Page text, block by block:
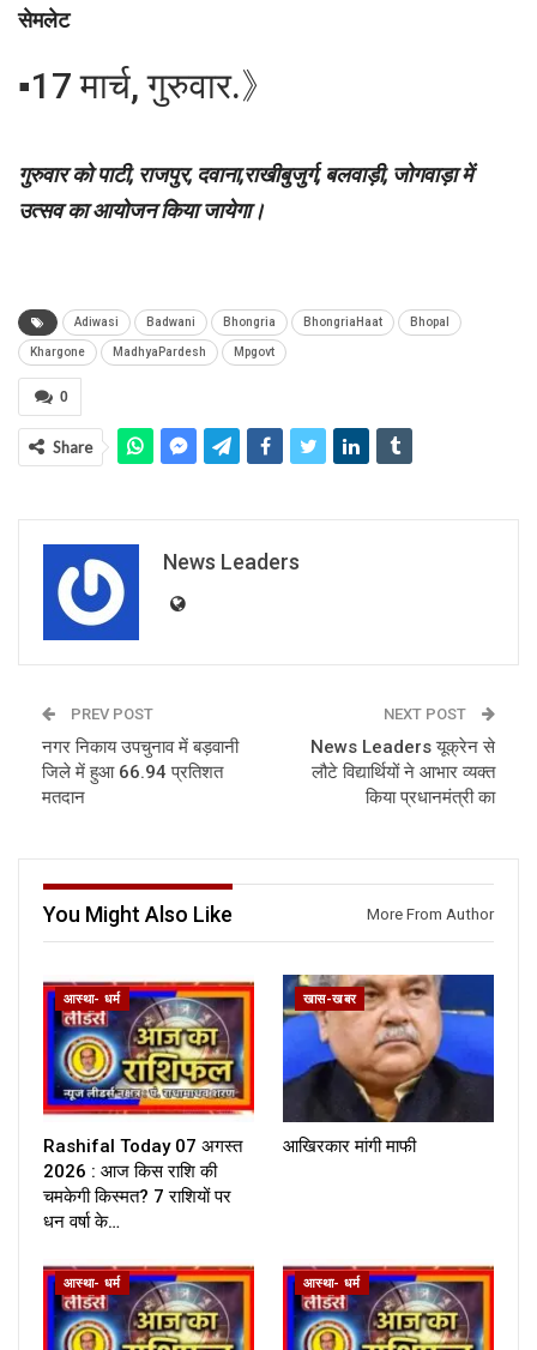
सेमलेट
▪︎17 मार्च, गुरुवार.》
गुरुवार को पाटी, राजपुर, दवाना,राखीबुजुर्ग, बलवाड़ी, जोगवाड़ा में
उत्सव का आयोजन किया जायेगा।
Adiwasi Badwani Bhongria BhongriaHaat Bhopal
Khargone MadhyaPardesh Mpgovt
0
Share
News Leaders
PREV POST
नगर निकाय उपचुनाव में बड़वानी
जिले में हुआ 66.94 प्रतिशत
मतदान
NEXT POST
News Leaders यूक्रेन से
लौटे विद्यार्थियों ने आभार व्यक्त
किया प्रधानमंत्री का
You Might Also Like More From Author
आस्था- धर्म
Rashifal Today 07 अगस्त
2026 : आज किस राशि की
चमकेगी किस्मत? 7 राशियों पर
धन वर्षा के…
खास-खबर
आखिरकार मांगी माफी
आस्था- धर्म आस्था- धर्म